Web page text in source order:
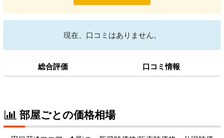
現在、口コミはありません。
総合評価 口コミ情報
部屋ごとの価格相場